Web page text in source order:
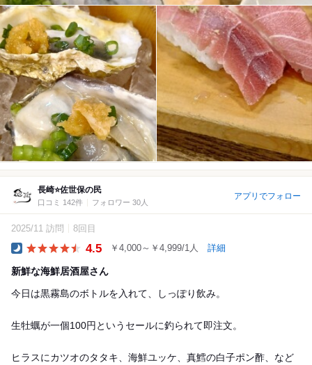
長崎⭐️佐世保の民
口コミ 142件 フォロワー 30人
アプリでフォロー
2025/11 訪問 8回目
4.5 ￥4,000～￥4,999/1人 詳細
新鮮な海鮮居酒屋さん
今日は黒霧島のボトルを入れて、しっぽり飲み。
生牡蠣が一個100円というセールに釣られて即注文。
ヒラスにカツオのタタキ、海鮮ユッケ、真鱈の白子ポン酢、など